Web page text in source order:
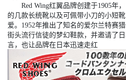
Red Wing红翼品牌创建于1905年，
的几款长统靴以及可佩带小刀的小短
爱。1952年推出了知名的爱尔兰特赛
街头流行信徒的梦幻鞋款，并邀请了
言，也让品牌在日本迅速走红